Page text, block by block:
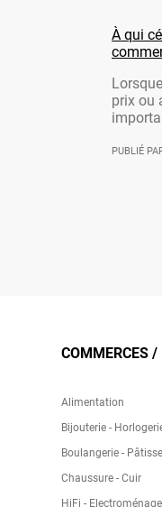
À qui
prix ou
PUBLIÉ
COMMERCES /
Alimentation
Bijouterie -
Boulangerie -
Chaussure - Cuir
HiFi -